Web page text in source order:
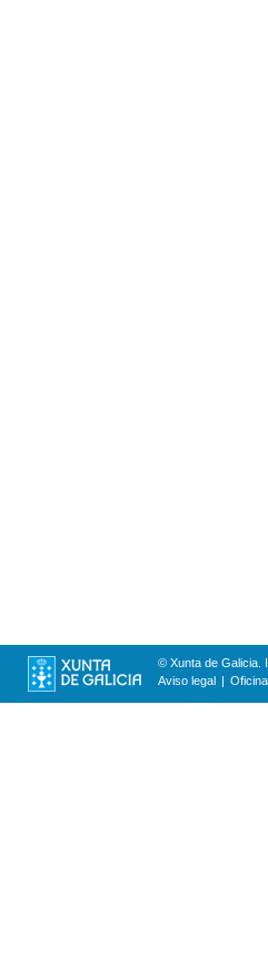
© Xunta de Galicia.
Aviso legal